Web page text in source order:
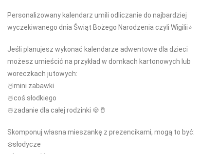
Personalizowany kalendarz umili odliczanie do najbardziej
wyczekiwanego dnia Świąt Bożego Narodzenia czyli Wigilii⭐️
Jeśli planujesz wykonać kalendarze adwentowe dla dzieci
możesz umieścić na przykład w domkach kartonowych lub
woreczkach jutowych:
☃️mini zabawki
☃️coś słodkiego
☃️zadanie dla całej rodzinki 🍪🥛
Skomponuj własna mieszankę z prezencikami, mogą to być:
❄️słodycze